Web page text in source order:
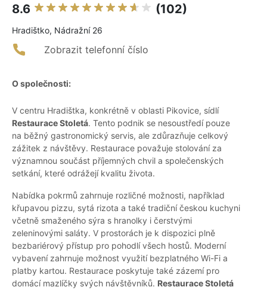
8.6 (102)
Hradištko, Nádražní 26
Zobrazit telefonní číslo
O společnosti:
V centru Hradištka, konkrétně v oblasti Pikovice, sídlí
Restaurace Stoletá. Tento podnik se nesoustředí pouze
na běžný gastronomický servis, ale zdůrazňuje celkový
zážitek z návštěvy. Restaurace považuje stolování za
významnou součást příjemných chvil a společenských
setkání, které odrážejí kvalitu života.
Nabídka pokrmů zahrnuje rozličné možnosti, například
křupavou pizzu, sytá rizota a také tradiční českou kuchyni
včetně smaženého sýra s hranolky i čerstvými
zeleninovými saláty. V prostorách je k dispozici plně
bezbariérový přístup pro pohodlí všech hostů. Moderní
vybavení zahrnuje možnost využití bezplatného Wi-Fi a
platby kartou. Restaurace poskytuje také zázemí pro
domácí mazlíčky svých návštěvníků. Restaurace Stoletá